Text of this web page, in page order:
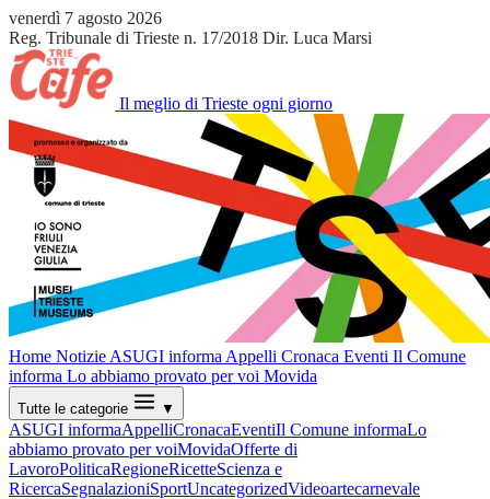
venerdì 7 agosto 2026
Reg. Tribunale di Trieste n. 17/2018 Dir. Luca Marsi
Il meglio di Trieste ogni giorno
Home Notizie ASUGI informa Appelli Cronaca Eventi Il Comune
informa Lo abbiamo provato per voi Movida
Tutte le categorie ▼
ASUGI informaAppelliCronacaEventiIl Comune informaLo
abbiamo provato per voiMovidaOfferte di
LavoroPoliticaRegioneRicetteScienza e
RicercaSegnalazioniSportUncategorizedVideoartecarnevale